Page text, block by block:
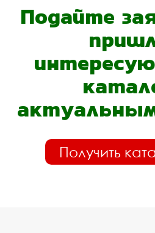
Подайте
Получить